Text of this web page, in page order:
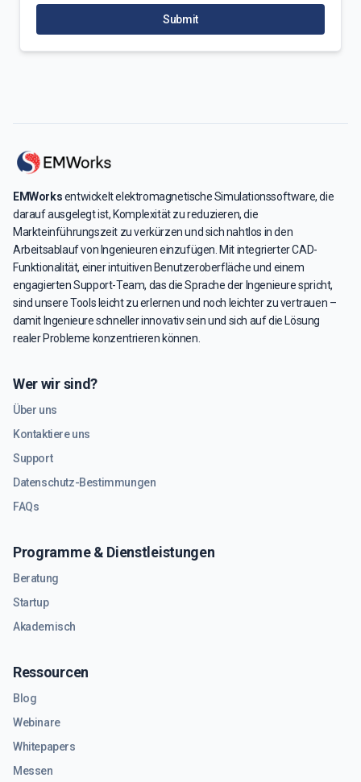
Submit
EMWorksentwickelt elektromagnetische Simulationssoftware, die
darauf ausgelegt ist, Komplexität zu reduzieren, die
Markteinführungszeit zu verkürzen und sich nahtlos in den
Arbeitsablauf von Ingenieuren einzufügen. Mit integrierter CAD-
Funktionalität, einer intuitiven Benutzeroberfläche und einem
engagierten Support-Team, das die Sprache der Ingenieure spricht,
sind unsere Tools leicht zu erlernen und noch leichter zu vertrauen –
damit Ingenieure schneller innovativ sein und sich auf die Lösung
realer Probleme konzentrieren können.
Wer wir sind?
Über uns
Kontaktiere uns
Support
Datenschutz-Bestimmungen
FAQs
Programme & Dienstleistungen
Beratung
Startup
Akademisch
Ressourcen
Blog
Webinare
Whitepapers
Messen